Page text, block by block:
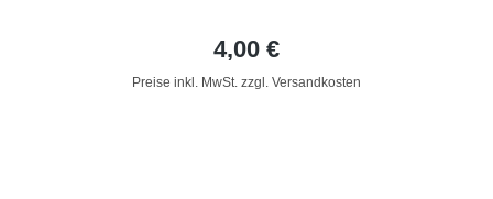
4,00 €
Preise inkl. MwSt. zzgl. Versandkosten